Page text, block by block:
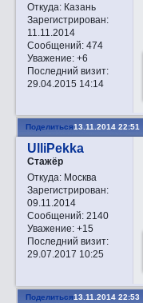
Откуда:Казань
Зарегистрирован:
11.11.2014
Сообщений:474
Уважение: +6
Последний визит:
29.04.2015 14:14
Поделиться13.11.2014 22:51
UlliPekka
Стажёр
Откуда:Москва
Зарегистрирован:
09.11.2014
Сообщений:2140
Уважение: +15
Последний визит:
29.07.2017 10:25
Поделиться13.11.2014 22:53